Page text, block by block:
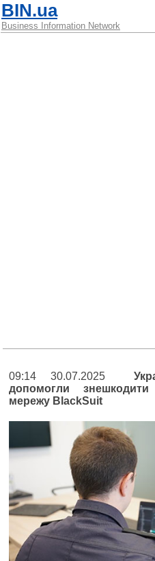
BIN.ua
Business Information Network
09:14 30.07.2025
допомогли
мережу BlackSuit